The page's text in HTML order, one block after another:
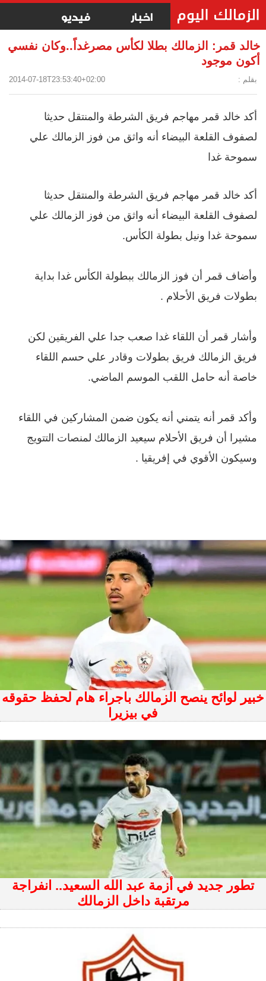
اخبار فيديو
خالد قمر: الزمالك بطلا لكأس مصرغداً..وكان نفسي
أكون موجود
بقلم : 2014-07-18T23:53:40+02:00
أكد خالد قمر مهاجم فريق الشرطة والمنتقل حديثا
لصفوف القلعة البيضاء أنه واثق من فوز الزمالك علي
سموحة غدا
أكد خالد قمر مهاجم فريق الشرطة والمنتقل حديثا
لصفوف القلعة البيضاء أنه واثق من فوز الزمالك علي
سموحة غدا ونيل بطولة الكأس.
وأضاف قمر أن فوز الزمالك ببطولة الكأس غدا بداية
بطولات فريق الأحلام .
وأشار قمر أن اللقاء غدا صعب جدا علي الفريقين لكن
فريق الزمالك فريق بطولات وقادر علي حسم اللقاء
خاصة أنه حامل اللقب الموسم الماضي.
وأكد قمر أنه يتمني أنه يكون ضمن المشاركين في اللقاء
مشيرا أن فريق الأحلام سيعيد الزمالك لمنصات التتويج
وسيكون الأقوي في إفريقيا .
خبير لوائح ينصح الزمالك باجراء هام لحفظ حقوقه
في بيزيرا
تطور جديد في أزمة عبد الله السعيد.. انفراجة
مرتقبة داخل الزمالك